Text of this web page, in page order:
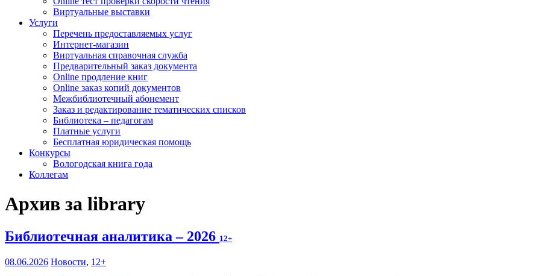
Виртуальные выставки
Услуги
Перечень предоставляемых услуг
Интернет-магазин
Виртуальная справочная служба
Предварительный заказ документа
Online продление книг
Online заказ копий документов
Межбиблиотечный абонемент
Заказ и редактирование тематических списков
Библиотека – педагогам
Платные услуги
Бесплатная юридическая помощь
Конкурсы
Вологодская книга года
Коллегам
Архив за library
Библиотечная аналитика – 2026 12+
08.06.2026 Новости, 12+